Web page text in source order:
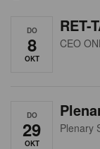
DO
8
OKT
RET-
CEO
DO
29
OKT
Plenary